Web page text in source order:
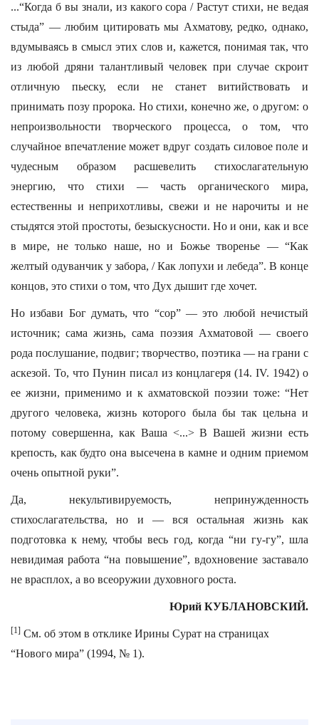
...“Когда б вы знали, из какого сора / Растут стихи, не ведая
стыда” — любим цитировать мы Ахматову, редко, однако,
вдумываясь в смысл этих слов и, кажется, понимая так, что
из любой дряни талантливый человек при случае скроит
отличную пьеску, если не станет витийствовать и
принимать позу пророка. Но стихи, конечно же, о другом: о
непроизвольности творческого процесса, о том, что
случайное впечатление может вдруг создать силовое поле и
чудесным образом расшевелить стихослагательную
энергию, что стихи — часть органического мира,
естественны и неприхотливы, свежи и не нарочиты и не
стыдятся этой простоты, безыскусности. Но и они, как и все
в мире, не только наше, но и Божье творенье — “Как
желтый одуванчик у забора, / Как лопухи и лебеда”. В конце
концов, это стихи о том, что Дух дышит где хочет.
Но избави Бог думать, что “сор” — это любой нечистый
источник; сама жизнь, сама поэзия Ахматовой — своего
рода послушание, подвиг; творчество, поэтика — на грани с
аскезой. То, что Пунин писал из концлагеря (14. IV. 1942) о
ее жизни, применимо и к ахматовской поэзии тоже: “Нет
другого человека, жизнь которого была бы так цельна и
потому совершенна, как Ваша <...> В Вашей жизни есть
крепость, как будто она высечена в камне и одним приемом
очень опытной руки”.
Да, некультивируемость, непринужденность
стихослагательства, но и — вся остальная жизнь как
подготовка к нему, чтобы весь год, когда “ни гу-гу”, шла
невидимая работа “на повышение”, вдохновение заставало
не врасплох, а во всеоружии духовного роста.
Юрий КУБЛАНОВСКИЙ.
[1] См. об этом в отклике Ирины Сурат на страницах
“Нового мира” (1994, № 1).